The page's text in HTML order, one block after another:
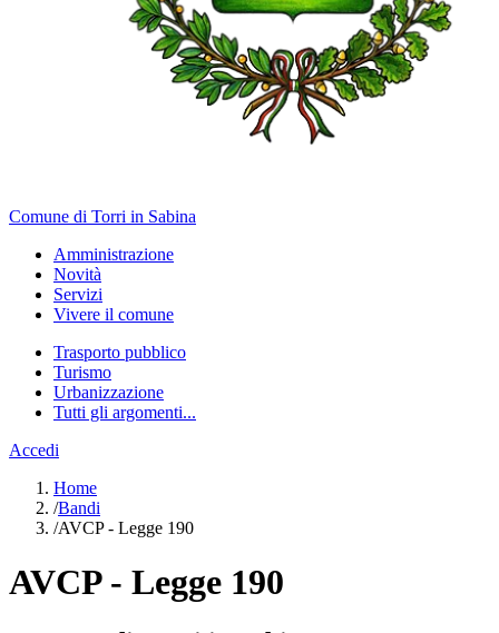
Comune di Torri in Sabina
Amministrazione
Novità
Servizi
Vivere il comune
Trasporto pubblico
Turismo
Urbanizzazione
Tutti gli argomenti...
Accedi
Home
/Bandi
/AVCP - Legge 190
AVCP - Legge 190